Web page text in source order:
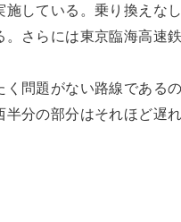
施している。乗り換えな
さらには東京臨海高速
問題がない路線である
半分の部分はそれほど遅